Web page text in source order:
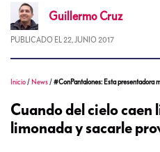
Guillermo Cruz
PUBLICADO EL 22, JUNIO 2017
Inicio / News /#ConPantalones: Esta presentadora
Cuando del cielo caen
limonada y sacarle